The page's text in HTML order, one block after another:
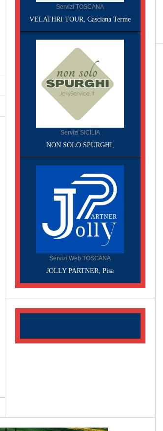
Servizi TOSCANA
VELATHRI TOUR, Casciana Terme
Servizi SICILIA
NON SOLO SPURGHI,
Servizi Web TOSCANA
JOLLY PARTNER, Pisa